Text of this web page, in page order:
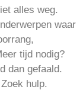
alles weg.
waar
tijd nodig?
dan gefaald.
hulp.